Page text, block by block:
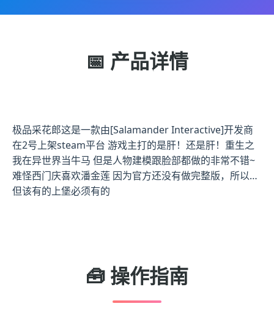
📅 产品详情
极品采花郎这是一款由[Salamander Interactive]开发商
在2号上架steam平台 游戏主打的是肝！还是肝！重生之
我在异世界当牛马 但是人物建模跟脸部都做的非常不错~
难怪西门庆喜欢潘金莲 因为官方还没有做完整版，所以…
但该有的上堡必须有的
🧰 操作指南